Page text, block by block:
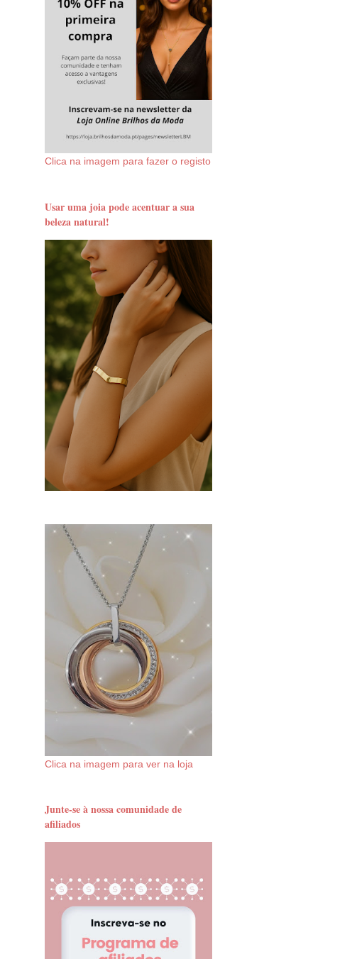
Clica na imagem para fazer o registo
Usar uma joia pode acentuar a sua
beleza natural!
Clica na imagem para ver na loja
Junte-se à nossa comunidade de
afiliados